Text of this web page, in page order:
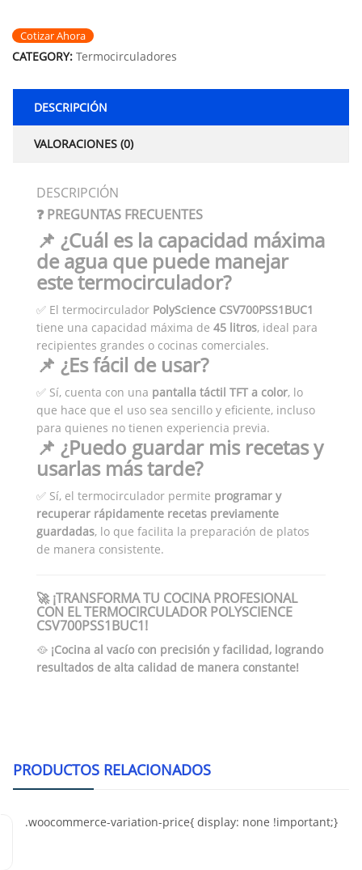
Cotizar Ahora
CATEGORY: Termocirculadores
DESCRIPCIÓN
VALORACIONES (0)
DESCRIPCIÓN
❓ PREGUNTAS FRECUENTES
📌 ¿Cuál es la capacidad máxima
de agua que puede manejar
este termocirculador?
✅ El termocirculador PolyScience CSV700PSS1BUC1
tiene una capacidad máxima de 45 litros, ideal para
recipientes grandes o cocinas comerciales.
📌 ¿Es fácil de usar?
✅ Sí, cuenta con una pantalla táctil TFT a color, lo
que hace que el uso sea sencillo y eficiente, incluso
para quienes no tienen experiencia previa.
📌 ¿Puedo guardar mis recetas y
usarlas más tarde?
✅ Sí, el termocirculador permite programar y
recuperar rápidamente recetas previamente
guardadas, lo que facilita la preparación de platos
de manera consistente.
🚀 ¡TRANSFORMA TU COCINA PROFESIONAL
CON EL TERMOCIRCULADOR POLYSCIENCE
CSV700PSS1BUC1!
🥘 ¡Cocina al vacío con precisión y facilidad, logrando
resultados de alta calidad de manera constante!
PRODUCTOS RELACIONADOS